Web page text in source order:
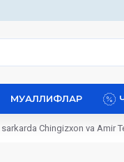
МУАЛЛИФЛАР
Chingizxon va Amir